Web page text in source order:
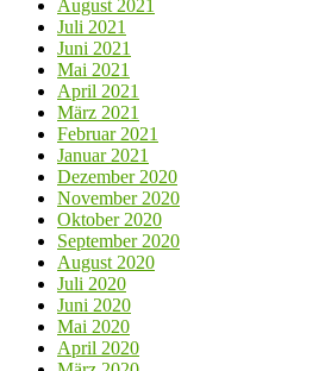
August 2021
Juli 2021
Juni 2021
Mai 2021
April 2021
März 2021
Februar 2021
Januar 2021
Dezember 2020
November 2020
Oktober 2020
September 2020
August 2020
Juli 2020
Juni 2020
Mai 2020
April 2020